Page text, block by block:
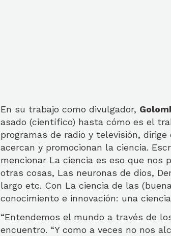
En su trabajo como divulgador,
asado (científico) hasta cómo es el
programas de radio y televisión,
acercan y promocionan la ciencia.
mencionar La ciencia es eso que nos
otras cosas, Las neuronas de dios,
largo etc. Con La ciencia de las
conocimiento e innovación: una
“Entendemos el mundo a través de
encuentro. “Y como a veces no nos